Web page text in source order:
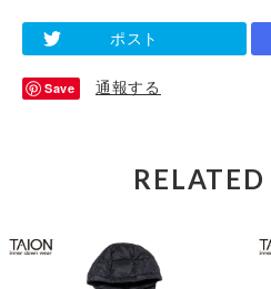
ポスト
Save 通報する